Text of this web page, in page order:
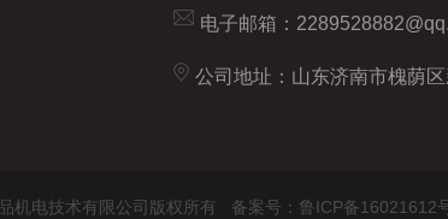
电子邮箱：
公司地址：山东济南市槐荫
机电技术有限公司版权所有 备案号：鲁ICP备16021612